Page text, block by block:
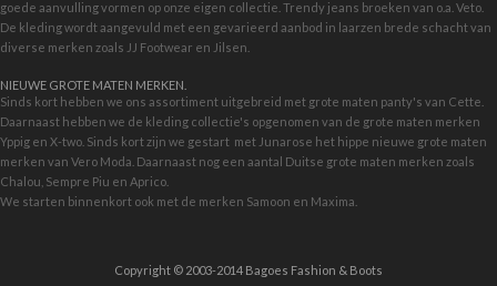
goede aanvulling vormen op onze eigen collectie. Trendy jeans broeken van o.a. Veto.
De kleding wordt aangevuld met een gevarieerd aanbod in laarzen brede schachtvan
diverse merken zoals JJ Footwear en Jilsen.
NIEUWE GROTE MATEN MERKEN.
Sinds kort hebben we ons assortiment uitgebreid met grote maten panty's van Cette.
Daarnaast hebben we de kleding collectie's opgenomen van de grote maten merken
Yppig en X-two. Sinds kort zijn we gestart met Junarose het hippe nieuwe grote maten
merken van Vero Moda. Daarnaast nog een aantal Duitse grote maten merken zoals
Chalou, Sempre Piu en Aprico.
We starten binnenkort ook met de merken Samoon en Maxima.
Copyright © 2003-2014 Bagoes Fashion & Boots